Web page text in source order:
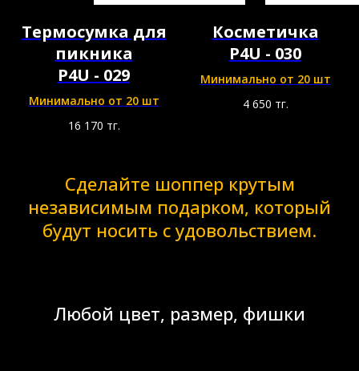
Термосумка для
пикника
P4U - 029
Минимально от 20 шт
16 170 тг.
Косметичка
P4U - 030
Минимально от 20 шт
4 650 тг.
Сделайте шоппер крутым
независимым подарком, который
будут носить с удовольствием.
Любой цвет, размер, фишки